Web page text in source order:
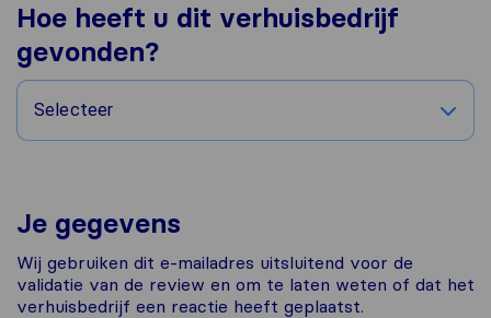
Hoe heeft u dit verhuisbedrijf
gevonden?
Selecteer
Je gegevens
Wij gebruiken dit e-mailadres uitsluitend voor de
validatie van de review en om te laten weten of dat het
verhuisbedrijf een reactie heeft geplaatst.